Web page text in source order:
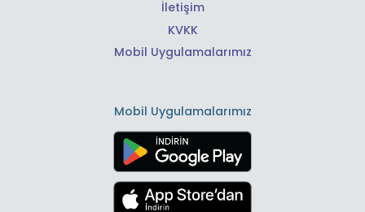
İletişim
KVKK
Mobil Uygulamalarımız
Mobil Uygulamalarımız